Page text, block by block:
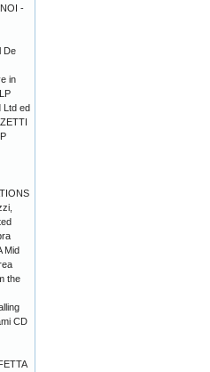
-
De
in
Ltd ed
Mid
the
CD